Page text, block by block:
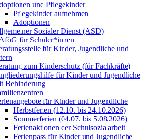
und Pflegekinder
Pflegekinder aufnehmen
Adoptionen
Sozialer Dienst (ASD)
für Schüler*innen
für Kinder, Jugendliche und
zum Kinderschutz (für Fachkräfte)
für Kinder und Jugendliche
Behinderung
für Kinder und Jugendliche
Herbstferien (12.10. bis 24.10.2026)
Sommerferien (04.07. bis 5.08.2026)
Ferienaktionen der Schulsozialarbeit
Ferienpass für Kinder und Jugendliche